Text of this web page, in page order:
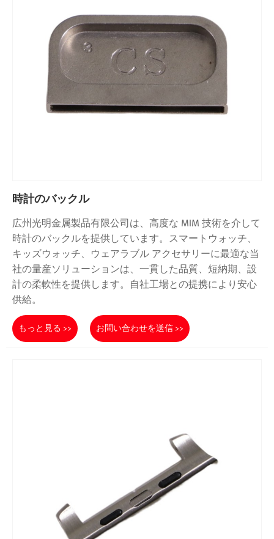
時計のバックル
広州光明金属製品有限公司は、高度な MIM 技術を介して
時計のバックルを提供しています。スマートウォッチ、
キッズウォッチ、ウェアラブル アクセサリーに最適な当
社の量産ソリューションは、一貫した品質、短納期、設
計の柔軟性を提供します。自社工場との提携により安心
供給。
もっと見る >> お問い合わせを送信 >>